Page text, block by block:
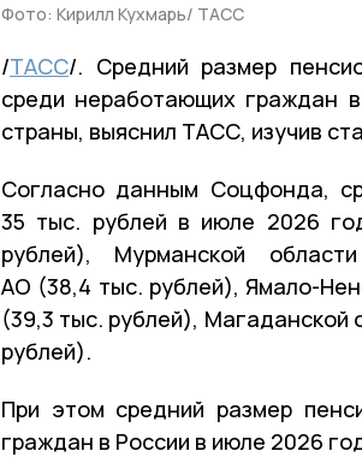
Фото: Кирилл Кухмарь/ ТАСС
/ТАСС/. Средний размер
среди неработающих граждан
страны, выяснил ТАСС, изучив
Согласно данным Соцфонда,
35 тыс. рублей в июле 2026
рублей), Мурманской
АО (38,4 тыс. рублей), Ямало-
(39,3 тыс. рублей), Магаданской
рублей).
При этом средний размер
граждан в России в июле 2026